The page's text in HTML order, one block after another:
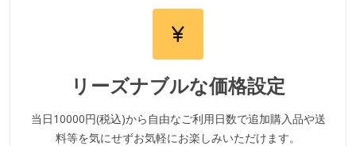
リーズナブルな価格設定
当日10000円(税込)から自由なご利用日数で追加購入品や送
料等を気にせずお気軽にお楽しみいただけます。